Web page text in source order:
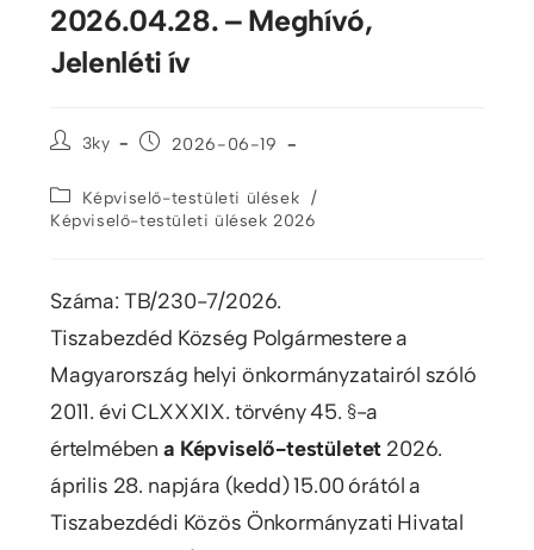
2026.04.28. – Meghívó,
Jelenléti ív
3ky 2026-06-19
Képviselő-testületi ülések /
Képviselő-testületi ülések 2026
Száma: TB/230-7/2026.
Tiszabezdéd Község Polgármestere a
Magyarország helyi önkormányzatairól szóló
2011. évi CLXXXIX. törvény 45. §-a
értelmébena Képviselő-testületet 2026.
április 28. napjára (kedd) 15.00 órától a
Tiszabezdédi Közös Önkormányzati Hivatal